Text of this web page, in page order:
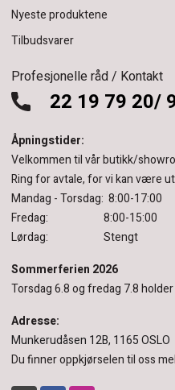
Nyeste produktene
Tilbudsvarer
Profesjonelle råd / Kontakt
22 19 79 20/
Åpningstider:
Velkommen til vår butikk/
Ring for avtale, for vi kan være
Mandag - Torsdag: 8:00-17:00
Fredag: 8:00-15:00
Lørdag: Stengt
Sommerferien 2026
Torsdag 6.8 og fredag 7.8
Adresse:
Munkerudåsen 12B, 1165 OSLO
Du finner oppkjørselen til oss